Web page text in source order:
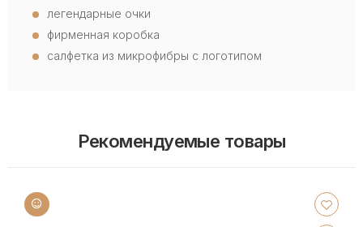
легендарные очки
фирменная коробка
салфетка из микрофибры с логотипом
Рекомендуемые товары